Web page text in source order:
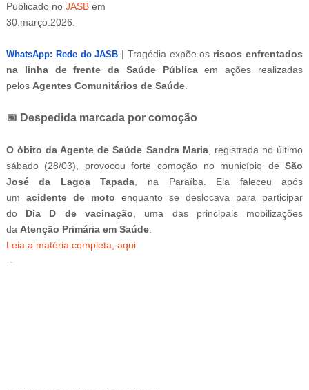
Publicado no JASB em
30.março.2026.
WhatsApp: Rede do JASB | Tragédia expõe os riscos enfrentados
na linha de frente da Saúde Públicaem ações realizadas
pelos Agentes Comunitários de Saúde.
📅 Despedida marcada por comoção
O óbito da Agente de Saúde Sandra Maria, registrada no último
sábado (28/03), provocou forte comoção no município deSão
José da Lagoa Tapada, na Paraíba. Ela faleceu após
um acidente de moto enquanto se deslocava para participar
do Dia D de vacinação, uma das principais mobilizações
daAtenção Primária em Saúde.
Leia a matéria completa, aqui.
--